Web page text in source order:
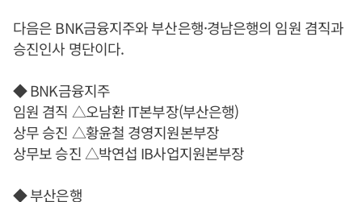
다음은 BNK금융지주와 부산은행·경남은행의 임원 겸직과
승진인사 명단이다.
◆ BNK금융지주
임원 겸직 △오남환 IT본부장(부산은행)
상무 승진 △황윤철 경영지원본부장
상무보 승진 △박연섭 IB사업지원본부장
◆ 부산은행